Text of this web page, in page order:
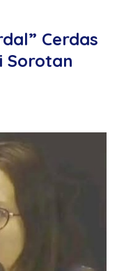
Cerdas
Sorotan